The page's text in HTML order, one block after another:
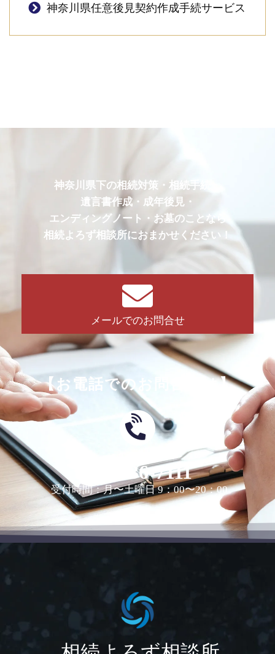
神奈川県任意後見契約作成手続サービス
神奈川県下の相続対策・相続手続・
遺言書作成・成年後見・
エンディングノート・お墓のことなら
相続よろず相談所におまかせください！
メールでのお問合せ
【お電話でのお問合せは】
0463-36-7111
受付時間：月〜土曜日 9：00〜20：00